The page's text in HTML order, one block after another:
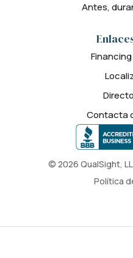
© 2026 QualSight,
Política
Antes,
Contacta